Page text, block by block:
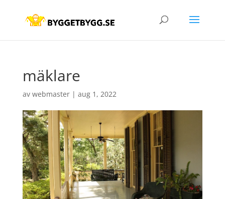
mäklare
av webmaster| aug 1, 2022